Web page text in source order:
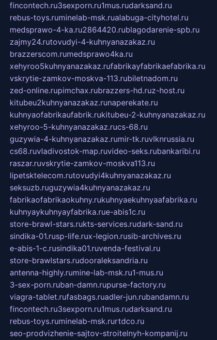
fincontech.ru3sexporn.ru1mus.rudarksand.ru
rebus-toys.ruminelab-msk.rualabuga-cityhotel.ru
medsprawo-4-ka.ru2864420.rublagodarenie-spb.ru
zajmy24.rutovudyi-4-kuhnyanazakaz.ru
brazzerscom.rumedsprawo4ka.ru
xehyroo5kuhnyanazakaz.rufabrikayfabrikaefabrika.ru
vskrytie-zamkov-moskva-113.rubiletnadom.ru
zed-online.rupimchax.rubrazzers-hd.ruz-host.ru
kitubeu2kuhnyanazakaz.runaperekate.ru
kuhnyaofabrikaufabrik.rukitubeu-2-kuhnyanazakaz.ru
xehyroo-5-kuhnyanazakaz.rucs-68.ru
guzywia-4-kuhnyanazakaz.rumir-tk.ruvlknrussia.ru
cs68.ruvladivostok-map.ruvideo-seks.rubankaribi.ru
raszar.ruvskrytie-zamkov-moskva113.ru
lipetsktelecom.rutovudyi4kuhnyanazakaz.ru
seksuzb.ruguzywia4kuhnyanazakaz.ru
fabrikaofabrikaokuhny.rukuhnyaekuhnyaafabrika.ru
kuhnyaykuhnyayfabrika.rue-abis1c.ru
store-brawl-stars.rukts-services.rudark-sand.ru
sindika-01.rusp-life.rux-legion.rusib-archives.ru
e-abis-1-c.rusindika01.ruvenda-festival.ru
store-brawlstars.rudooraleksandria.ru
antenna-highly.rumine-lab-msk.ru1-mus.ru
3-sex-porn.ruban-damn.rupurse-factory.ru
viagra-tablet.rufasbags.ruadler-jun.rubandamn.ru
fincontech.ru3sexporn.ru1mus.rudarksand.ru
rebus-toys.ruminelab-msk.rurtdco.ru
seo-prodvizhenie-sajtov-stroitelnyh-kompanij.ru